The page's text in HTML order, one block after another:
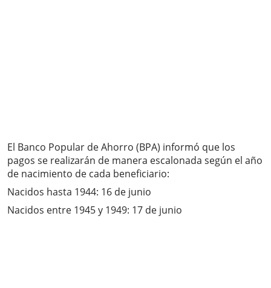
El Banco Popular de Ahorro (BPA) informó que los
pagos se realizarán de manera escalonada según el año
de nacimiento de cada beneficiario:
Nacidos hasta 1944: 16 de junio
Nacidos entre 1945 y 1949: 17 de junio